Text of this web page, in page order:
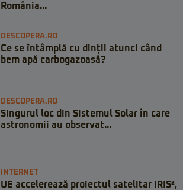
România...
DESCOPERA.RO
Ce se întâmplă cu dinții atunci când
bem apă carbogazoasă?
DESCOPERA.RO
Singurul loc din Sistemul Solar în care
astronomii au observat...
INTERNET
UE accelerează proiectul satelitar IRIS²,